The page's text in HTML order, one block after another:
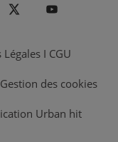
I CGU
Gestion des cookies
Urban hit